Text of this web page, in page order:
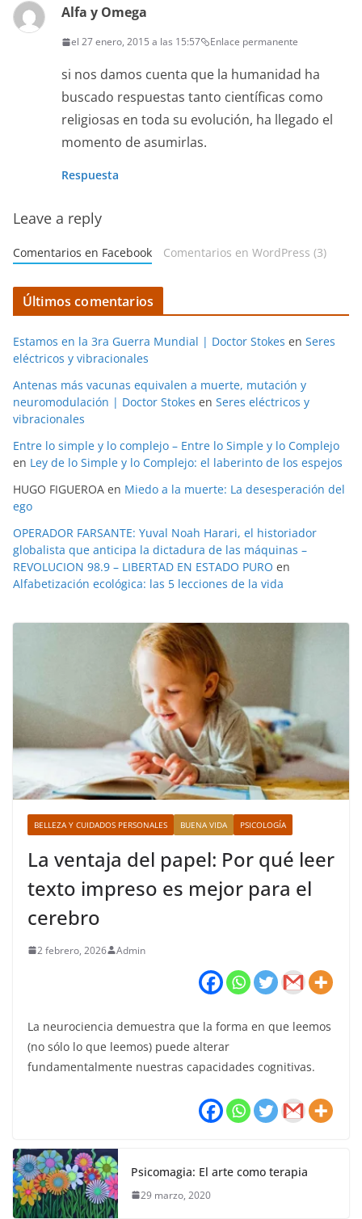
Alfa y Omega
el 27 enero, 2015 a las 15:57 Enlace permanente
si nos damos cuenta que la humanidad ha
buscado respuestas tanto científicas como
religiosas en toda su evolución, ha llegado el
momento de asumirlas.
Respuesta
Leave a reply
Comentarios en Facebook Comentarios en WordPress (3)
Últimos comentarios
Estamos en la 3ra Guerra Mundial | Doctor Stokes en Seres
eléctricos y vibracionales
Antenas más vacunas equivalen a muerte, mutación y
neuromodulación | Doctor Stokes en Seres eléctricos y
vibracionales
Entre lo simple y lo complejo – Entre lo Simple y lo Complejo
en Ley de lo Simple y lo Complejo: el laberinto de los espejos
HUGO FIGUEROA en Miedo a la muerte: La desesperación del
ego
OPERADOR FARSANTE: Yuval Noah Harari, el historiador
globalista que anticipa la dictadura de las máquinas –
REVOLUCION 98.9 – LIBERTAD EN ESTADO PURO en
Alfabetización ecológica: las 5 lecciones de la vida
BELLEZA Y CUIDADOS PERSONALES BUENA VIDA PSICOLOGÍA
La ventaja del papel: Por qué leer
texto impreso es mejor para el
cerebro
2 febrero, 2026 Admin
La neurociencia demuestra que la forma en que leemos
(no sólo lo que leemos) puede alterar
fundamentalmente nuestras capacidades cognitivas.
Psicomagia: El arte como terapia
29 marzo, 2020